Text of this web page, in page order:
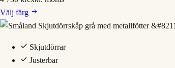
Välj färg
Skjutdörrar
Justerbar